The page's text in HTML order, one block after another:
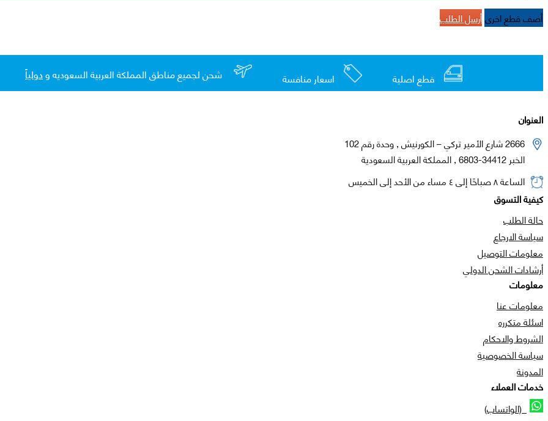
أضف قطع اخرىأرسل الطلب
قطع اصلية اسعار منافسة شحن لجميع مناطق المملكة العربية السعوديه ودولياً
العنوان
2666 شارع الأمير تركي – الكورنيش , وحدة رقم 102
الخبر 34412-6803 , المملكة العربية السعودية
الساعة ٨ صباحًا إلى ٤ مساء من الأحد إلى الخميس
كيفية التسوق
حالة الطلب
سياسة الارجاع
معلومات التوصيل
أرشادات الشحن الدولي
معلومات
معلومات عنا
اسئلة متكرره
الشروط والاحكام
سياسة الخصوصية
المدونة
خدمات العملاء
(الواتساب)